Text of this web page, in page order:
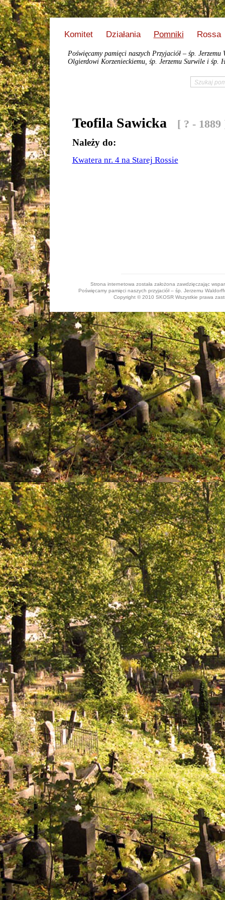
Komitet Działania Pomniki Rossa
Poświęcamy pamięci naszych Przyjaciół – śp.
Olgierdowi Korzenieckiemu, śp. Jerzemu Surwile i śp.
Teofila Sawicka [ ? - 1889
Należy do:
Kwatera nr. 4 na Starej Rossie
Strona internetowa została założona zawdzięczając
Poświęcamy pamięci naszych przyjaciół – śp. Jerzemu
Copyright © 2010 SKOSR Wszystkie prawa